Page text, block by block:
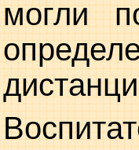
могли